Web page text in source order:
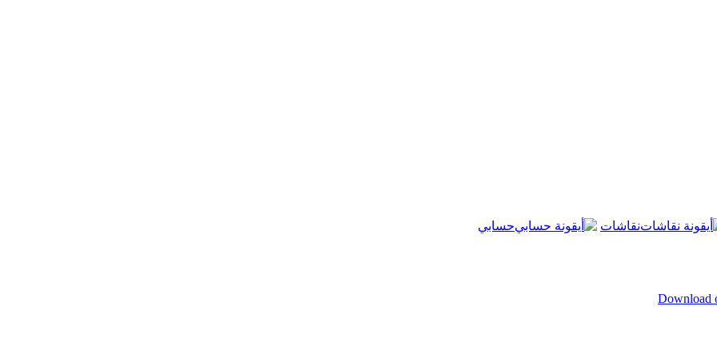
نقاشات حسابي